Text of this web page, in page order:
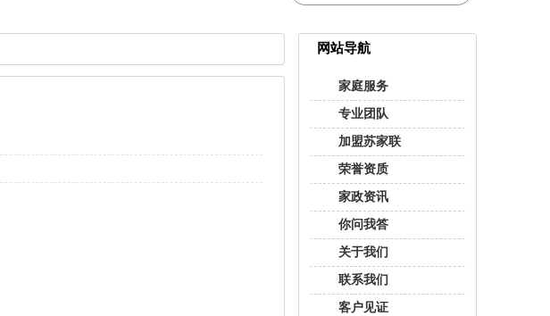
网站导航
家庭服务
专业团队
加盟苏家联
荣誉资质
家政资讯
你问我答
关于我们
联系我们
客户见证